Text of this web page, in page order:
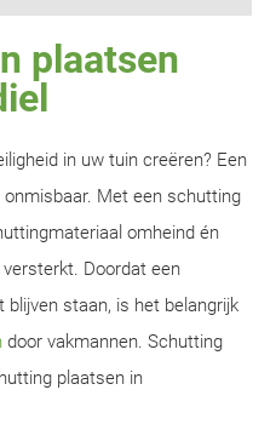
plaatsen
in uw tuin creëren? Een
Met een schutting
omheind én
Doordat een
staan, is het belangrijk
door vakmannen. Schutting
plaatsen in